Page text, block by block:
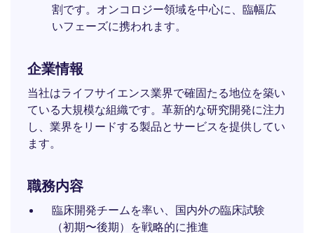
割です。オンコロジー領域を中心に、臨幅広
いフェーズに携われます。
企業情報
当社はライフサイエンス業界で確固たる地位を築い
ている大規模な組織です。革新的な研究開発に注力
し、業界をリードする製品とサービスを提供してい
ます。
職務内容
臨床開発チームを率い、国内外の臨床試験
（初期〜後期）を戦略的に推進